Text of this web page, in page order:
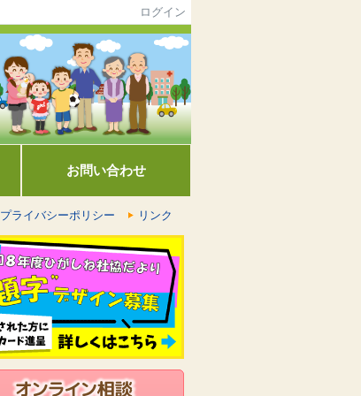
ログイン
お問い合わせ
プライバシーポリシー リンク